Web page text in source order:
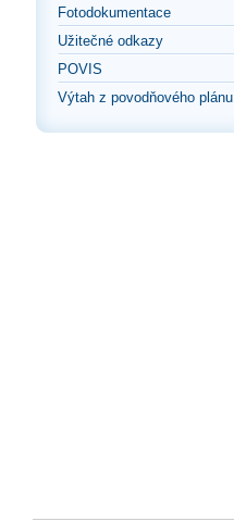
Fotodokumentace
Užitečné odkazy
POVIS
Výtah z povodňového plánu